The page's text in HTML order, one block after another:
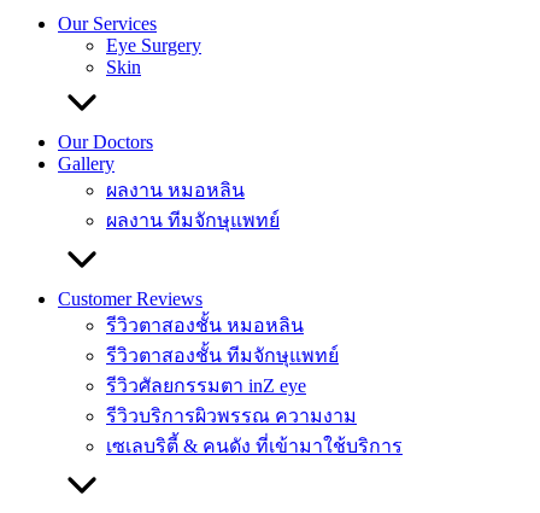
Our Services
Eye Surgery
Skin
Our Doctors
Gallery
ผลงาน หมอหลิน
ผลงาน ทีมจักษุแพทย์
Customer Reviews
รีวิวตาสองชั้น หมอหลิน
รีวิวตาสองชั้น ทีมจักษุแพทย์
รีวิวศัลยกรรมตา inZ eye
รีวิวบริการผิวพรรณ ความงาม
เซเลบริตี้ & คนดัง ที่เข้ามาใช้บริการ